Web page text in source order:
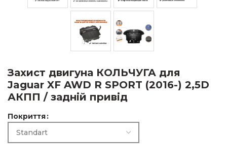
Захист двигуна КОЛЬЧУГА для
Jaguar XF AWD R SPORT (2016-) 2,5D
АКПП / задній привід
Покриття